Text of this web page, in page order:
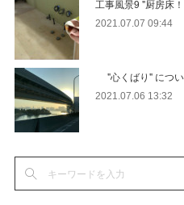
工事風景9 "厨房床
2021.07.07 09:44
"心くばり" につ
2021.07.06 13:32